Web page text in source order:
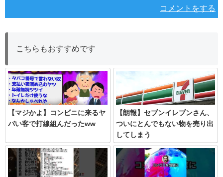
コメントをする
こちらもおすすめです
【マジかよ】コンビニに来るヤ
バい客で打線組んだったww
【朗報】セブンイレブンさん、
ついにとんでもない物を売り出
してしまう